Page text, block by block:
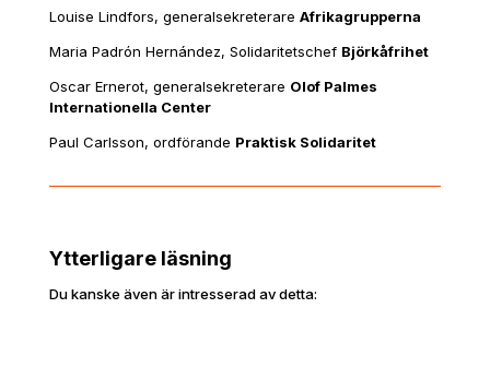
Louise Lindfors, generalsekreterare Afrikagrupperna
Maria Padrón Hernández, Solidaritetschef Björkåfrihet
Oscar Ernerot, generalsekreterare Olof Palmes
Internationella Center
Paul Carlsson, ordförande Praktisk Solidaritet
Ytterligare läsning
Du kanske även är intresserad av detta: